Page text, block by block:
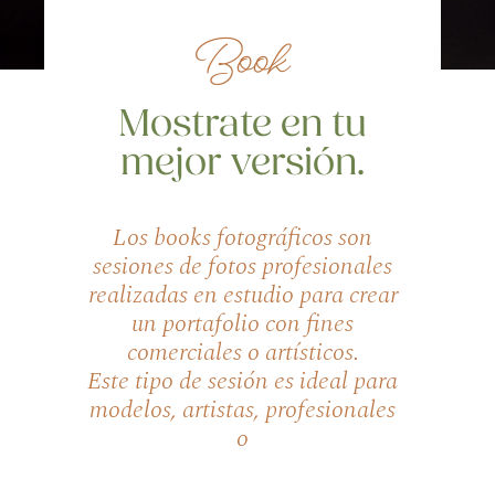
Book
Mostrate en tu
mejor versión.
Los books fotográficos son
sesiones de fotos profesionales
realizadas en estudio para crear
un portafolio con fines
comerciales o artísticos.
Este tipo de sesión es ideal para
modelos, artistas, profesionales
o